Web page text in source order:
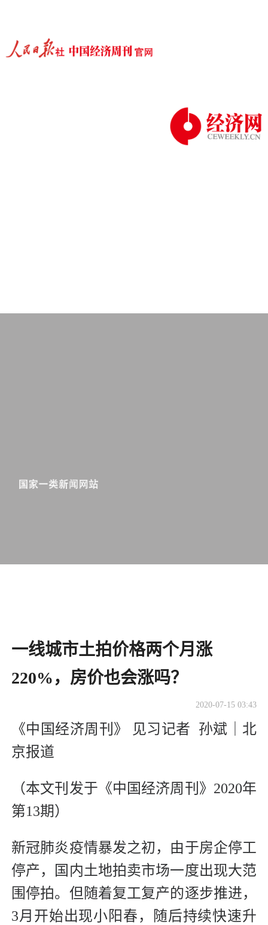
一线城市土拍价格两个月涨
220%，房价也会涨吗？
2020-07-15 03:43
《中国经济周刊》 见习记者 孙斌｜北
京报道
（本文刊发于《中国经济周刊》2020年
第13期）
新冠肺炎疫情暴发之初，由于房企停工
停产，国内土地拍卖市场一度出现大范
围停拍。但随着复工复产的逐步推进，
3月开始出现小阳春，随后持续快速升